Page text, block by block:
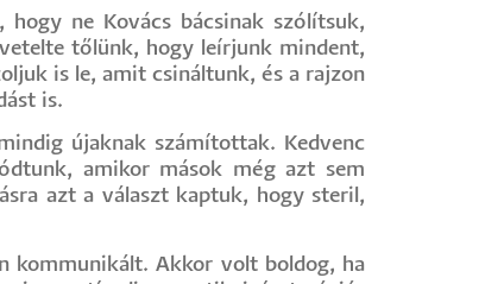
ne Kovács bácsinak szólítsuk,
tőlünk, hogy leírjunk mindent,
is le, amit csináltunk, és a rajzon
is.
újaknak számítottak. Kedvenc
amikor mások még azt sem
azt a választ kaptuk, hogy steril,
kommunikált. Akkor volt boldog, ha